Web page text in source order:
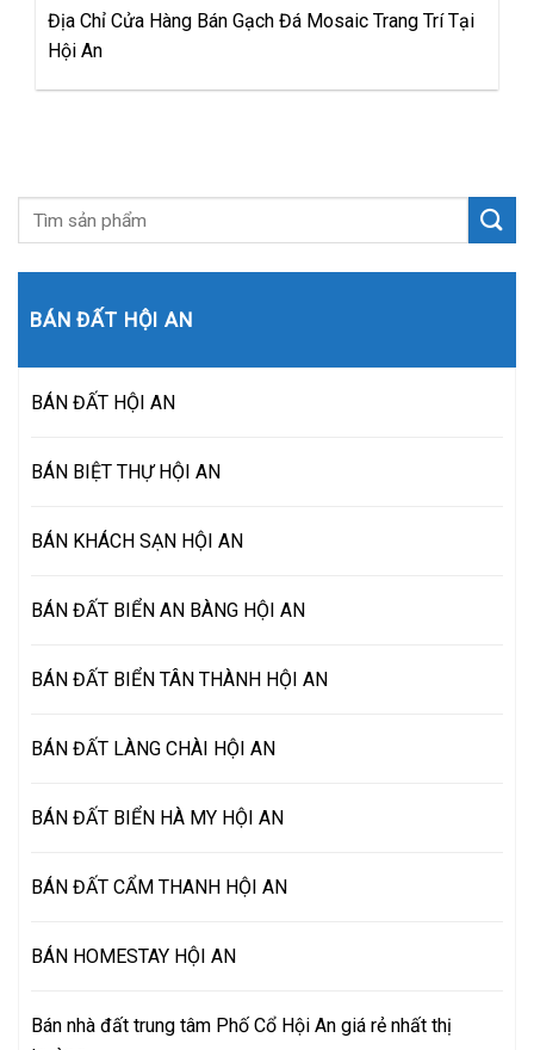
Địa Chỉ Cửa Hàng Bán Gạch Đá Mosaic Trang Trí Tại
Hội An
BÁN ĐẤT HỘI AN
BÁN ĐẤT HỘI AN
BÁN BIỆT THỰ HỘI AN
BÁN KHÁCH SẠN HỘI AN
BÁN ĐẤT BIỂN AN BÀNG HỘI AN
BÁN ĐẤT BIỂN TÂN THÀNH HỘI AN
BÁN ĐẤT LÀNG CHÀI HỘI AN
BÁN ĐẤT BIỂN HÀ MY HỘI AN
BÁN ĐẤT CẨM THANH HỘI AN
BÁN HOMESTAY HỘI AN
Bán nhà đất trung tâm Phố Cổ Hội An giá rẻ nhất thị